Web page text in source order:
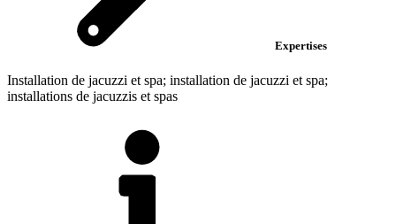
Expertises
Installation de jacuzzi et spa; installation de jacuzzi et spa;
installations de jacuzzis et spas